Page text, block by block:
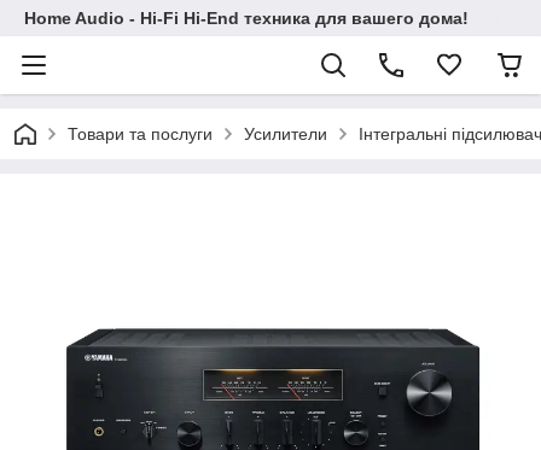
Home Audio - Hi-Fi Hi-End техника для вашего дома!
Товари та послуги Усилители Інтегральні